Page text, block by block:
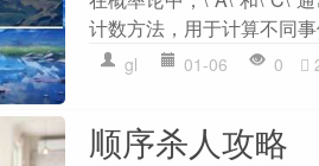
计数方法，用于计算不同
gl 01-06 0
顺序杀人攻略